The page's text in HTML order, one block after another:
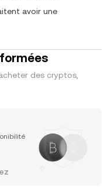
avoir une
des cryptos,